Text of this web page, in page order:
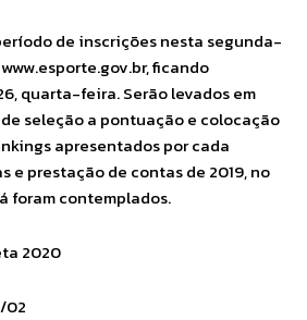
de inscrições nesta segunda-
ficando
quarta-feira. Serão levados em
seleção a pontuação e colocação
apresentados por cada
e prestação de contas de 2019, no
foram contemplados.
2020
02